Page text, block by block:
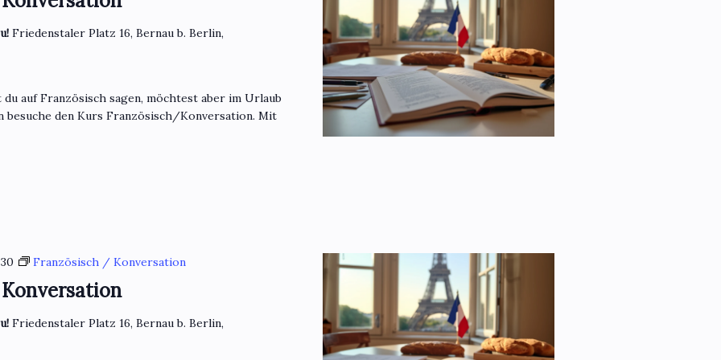
Friedenstaler Platz 16, Bernau b. Berlin,
auf Französisch sagen, möchtest aber im Urlaub
besuche den Kurs Französisch/Konversation. Mit
Französisch / Konversation
Friedenstaler Platz 16, Bernau b. Berlin,